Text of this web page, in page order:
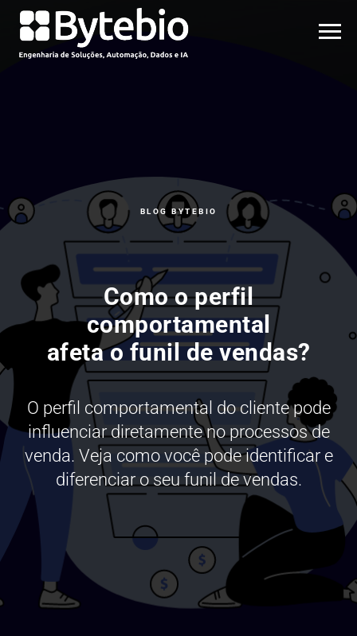
BLOG BYTEBIO
Como o perfil
comportamental
afeta o funil de vendas?
O perfil comportamental do cliente pode
influenciar diretamente no processos de
venda. Veja como você pode identificar e
diferenciar o seu funil de vendas.